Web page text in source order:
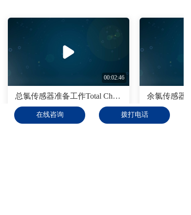
拨打电话
在线咨询
00:02:46
总氯传感器准备工作Total Chlorine Sensor Prep (Chinese Subtitles)